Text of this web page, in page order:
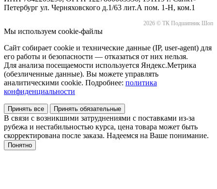
Петербург ул. Черняховского д.1/63 лит.А пом. 1-Н, ком.1
2026 © ТК Подшипник Шоп
Мы используем cookie-файлы
Сайт собирает cookie и технические данные (IP, user-agent) для
его работы и безопасности — отказаться от них нельзя.
Для анализа посещаемости используется Яндекс.Метрика
(обезличенные данные). Вы можете управлять
аналитическими cookie. Подробнее: политика
конфиденциальности
Принять все Принять обязательные
В связи с возникшими затруднениями с поставками из-за
рубежа и нестабильностью курса, цена товара может быть
скорректирована после заказа. Надеемся на Ваше понимание.
Понятно